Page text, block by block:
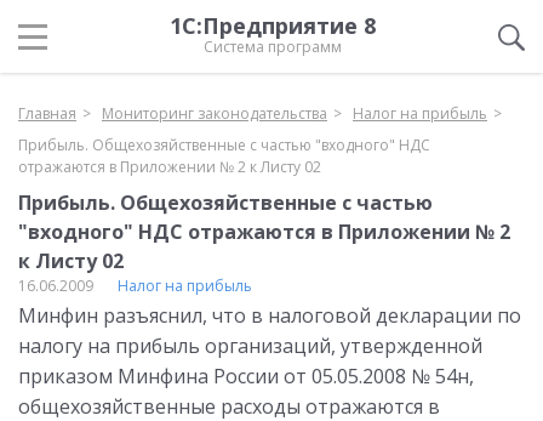
1С:Предприятие 8
Система программ
Главная Мониторинг законодательства
Налог на прибыль
Прибыль. Общехозяйственные с частью "входного" НДС
отражаются в Приложении № 2 к Листу 02
Прибыль. Общехозяйственные с частью
"входного" НДС отражаются в Приложении № 2
к Листу 02
16.06.2009 Налог на прибыль
Минфин разъяснил, что в налоговой декларации по
налогу на прибыль организаций, утвержденной
приказом Минфина России от 05.05.2008 № 54н,
общехозяйственные расходы отражаются в